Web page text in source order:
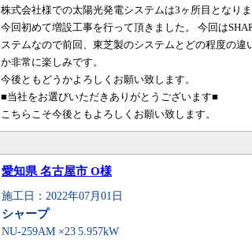
株式会社様での太陽光発電システムは3ヶ所目となりま
今回初めて増設工事を行って頂きました。 今回は
ステムなので前回、東芝製のシステムとどの程度の違
か非常に楽しみです。
今後ともどうかよろしくお願い致します。
■当社をお選びいただきありがとうございます■
こちらこそ今後ともよろしくお願い致します。
愛知県 名古屋市 O様
施工日：2022年07月01日
シャープ
NU-259AM ×23 5.957kW